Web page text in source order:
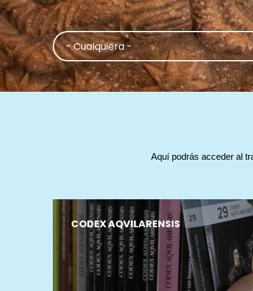
Aquí podrás acceder al
CODEX AQVILARENSIS